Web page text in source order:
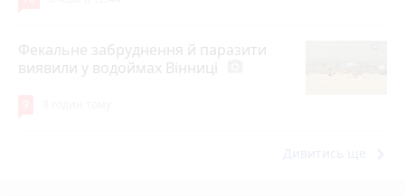
Фекальне забруднення й паразити
виявили у водоймах Вінниці